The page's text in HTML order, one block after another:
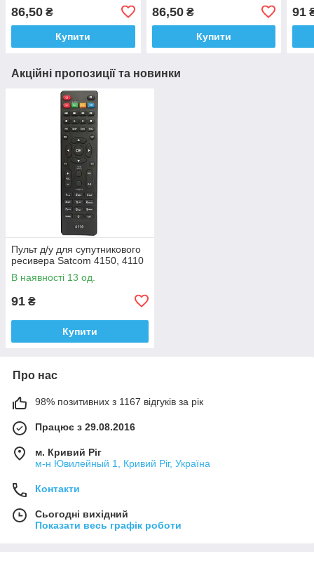
86,50 ₴
Купити
86,50₴
Купити
91
Акційні пропозиції та новинки
Пульт д/у для супутникового
ресивера Satcom 4150, 4110
В наявності 13 од.
91 ₴
Купити
Про нас
98% позитивних з 1167 відгуків за рік
Працює з 29.08.2016
м. Кривий Ріг
м-н Ювилейный 1, Кривий Ріг, Україна
Контакти
Сьогодні вихідний
Показати весь графік роботи